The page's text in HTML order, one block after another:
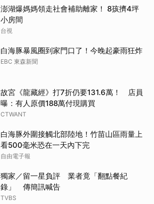
澎湖爆媽媽領走社會補助離家！ 8孩擠4坪
小房間
台視
白海豚暴風圈到家門口了！今晚起豪雨狂炸
EBC 東森新聞
故宮《龍藏經》打7折仍要131.6萬！ 店員
曝：有人原價188萬付現購買
CTWANT
白海豚外圍接觸北部陸地！竹苗山區雨量上
看500毫米恐在一天內下完
自由電子報
獨家／留一星負評 業者竟「翻點餐紀
錄」 傳簡訊喊告
TVBS